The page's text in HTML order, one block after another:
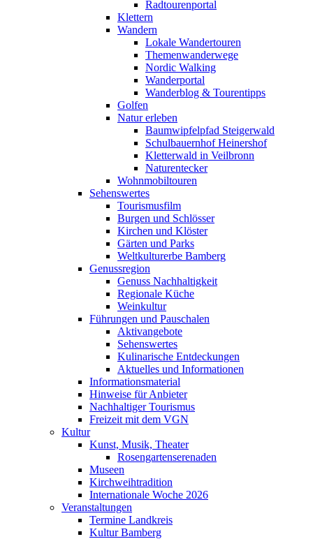
Radtourenportal
Klettern
Wandern
Lokale Wandertouren
Themenwanderwege
Nordic Walking
Wanderportal
Wanderblog & Tourentipps
Golfen
Natur erleben
Baumwipfelpfad Steigerwald
Schulbauernhof Heinershof
Kletterwald in Veilbronn
Naturentecker
Wohnmobiltouren
Sehenswertes
Tourismusfilm
Burgen und Schlösser
Kirchen und Klöster
Gärten und Parks
Weltkulturerbe Bamberg
Genussregion
Genuss Nachhaltigkeit
Regionale Küche
Weinkultur
Führungen und Pauschalen
Aktivangebote
Sehenswertes
Kulinarische Entdeckungen
Aktuelles und Informationen
Informationsmaterial
Hinweise für Anbieter
Nachhaltiger Tourismus
Freizeit mit dem VGN
Kultur
Kunst, Musik, Theater
Rosengartenserenaden
Museen
Kirchweihtradition
Internationale Woche 2026
Veranstaltungen
Termine Landkreis
Kultur Bamberg